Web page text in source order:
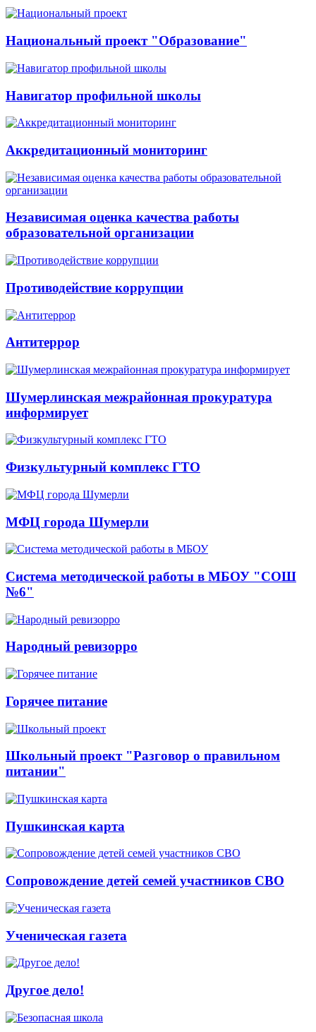
Национальный проект "Образование"
Навигатор профильной школы
Аккредитационный мониторинг
Независимая оценка качества работы
образовательной организации
Противодействие коррупции
Антитеррор
Шумерлинская межрайонная прокуратура
информирует
Физкультурный комплекс ГТО
МФЦ города Шумерли
Система методической работы в МБОУ "СОШ
№6"
Народный ревизорро
Горячее питание
Школьный проект "Разговор о правильном
питании"
Пушкинская карта
Сопровождение детей семей участников СВО
Ученическая газета
Другое дело!